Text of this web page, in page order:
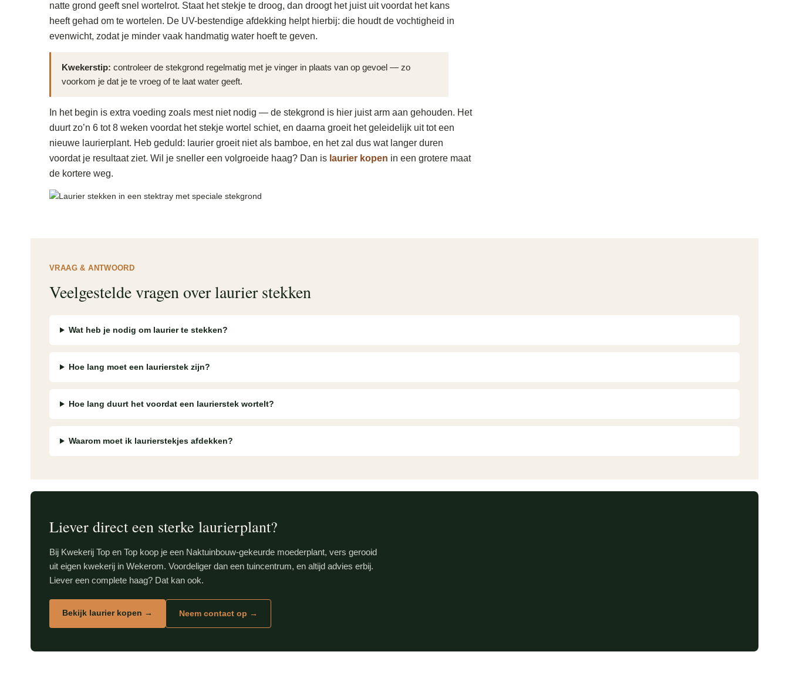
natte grond geeft snel wortelrot. Staat het stekje te droog, dan droogt het juist uit voordat het kans
heeft gehad om te wortelen. De UV-bestendige afdekking helpt hierbij: die houdt de vochtigheid in
evenwicht, zodat je minder vaak handmatig water hoeft te geven.
Kwekerstip: controleer de stekgrond regelmatig met je vinger in plaats van op gevoel — zo
voorkom je dat je te vroeg of te laat water geeft.
In het begin is extra voeding zoals mest niet nodig — de stekgrond is hier juist arm aan gehouden. Het
duurt zo’n 6 tot 8 weken voordat het stekje wortel schiet, en daarna groeit het geleidelijk uit tot een
nieuwe laurierplant. Heb geduld: laurier groeit niet als bamboe, en het zal dus wat langer duren
voordat je resultaat ziet. Wil je sneller een volgroeide haag? Dan is laurier kopen in een grotere maat
de kortere weg.
VRAAG & ANTWOORD
Veelgestelde vragen over laurier stekken
Wat heb je nodig om laurier te stekken?
Hoe lang moet een laurierstek zijn?
Hoe lang duurt het voordat een laurierstek wortelt?
Waarom moet ik laurierstekjes afdekken?
Liever direct een sterke laurierplant?
Bij Kwekerij Top en Top koop je een Naktuinbouw-gekeurde moederplant, vers gerooid
uit eigen kwekerij in Wekerom. Voordeliger dan een tuincentrum, en altijd advies erbij.
Liever een complete haag? Dat kan ook.
Bekijk laurier kopen → Neem contact op →